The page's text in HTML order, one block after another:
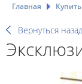
Главная
Вернуться